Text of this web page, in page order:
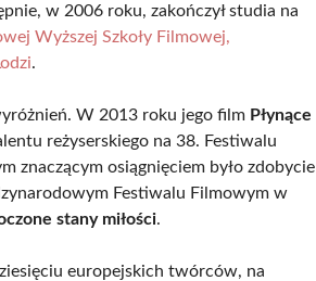
w 2006 roku, zakończył studia na
Wyższej Szkoły Filmowej,
.
W 2013 roku jego film Płynące
reżyserskiego na 38. Festiwalu
znaczącym osiągnięciem było zdobycie
Festiwalu Filmowym w
stany miłości.
europejskich twórców, na